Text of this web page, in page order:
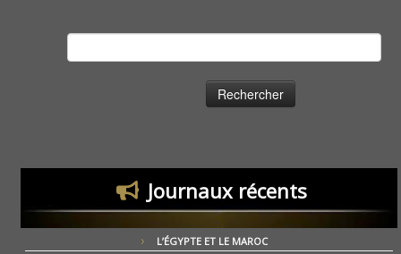
Journaux récents
L’ÉGYPTE ET LE MAROC